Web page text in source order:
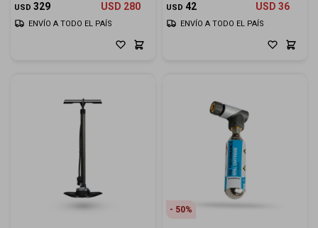
USD 329 USD 280
ENVÍO A TODO EL PAÍS
USD 42 USD 36
ENVÍO A TODO EL PAÍS
50